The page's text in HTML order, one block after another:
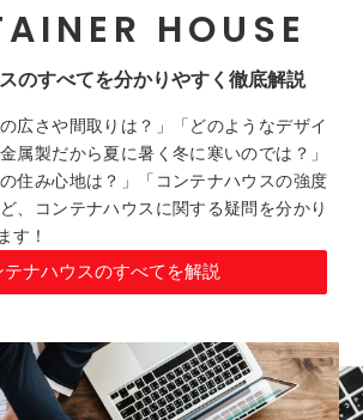
HOUSE
のすべてを分かりやすく徹底解説
の広さや間取りは？」「どのようなデザイ
属製だから夏に暑く冬に寒いのでは？」
の住み心地は？」「コンテナハウスの強度
、コンテナハウスに関する疑問を分かり
す！
テナハウスのすべてを解説